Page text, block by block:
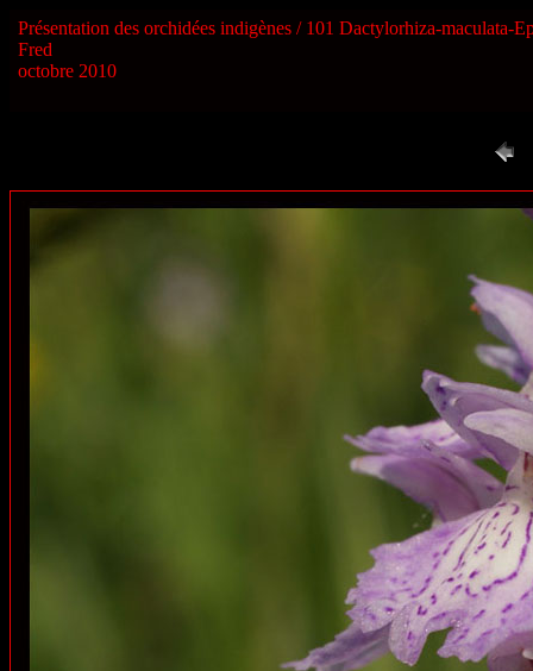
Présentation des orchidées indigènes / 101 Dactylorhiza-maculata-
Fred
octobre 2010